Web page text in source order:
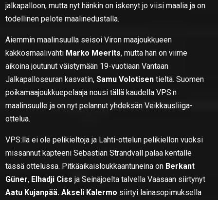
jalkapalloon, mutta nyt hänkin on iskenyt jo viisi maalia ja on
todellinen pelote maalinedustalla.
Aiemmin maalinsuulla seisoi Viron maajoukkueen
kakkosmaalivahti Marko Meerits, mutta hän on viime
aikoina joutunut väistymään 19-vuotiaan Vantaan
Jalkapalloseuran kasvatin,Samu Volotisen tieltä. Suomen
poikamaajoukkuepelaaja nousi tällä kaudella VPS:n
maalinsuulle ja on nyt pelannut yhdeksän Veikkausliiga-
ottelua.
VPS:llä ei ole pelikieltoja ja Lahti-ottelun pelikiellon vuoksi
missannut kapteeni Sebastian Strandvall palaa kentälle
tässä ottelussa. Pitkäaikaisloukkaantuneina on Berkant
Güner, Elhadji Ciss ja Seinäjoelta talvella Vaasaan siirtynyt
Aatu Kujanpää. Akseli Kalermo siirtyi lainasopimuksella